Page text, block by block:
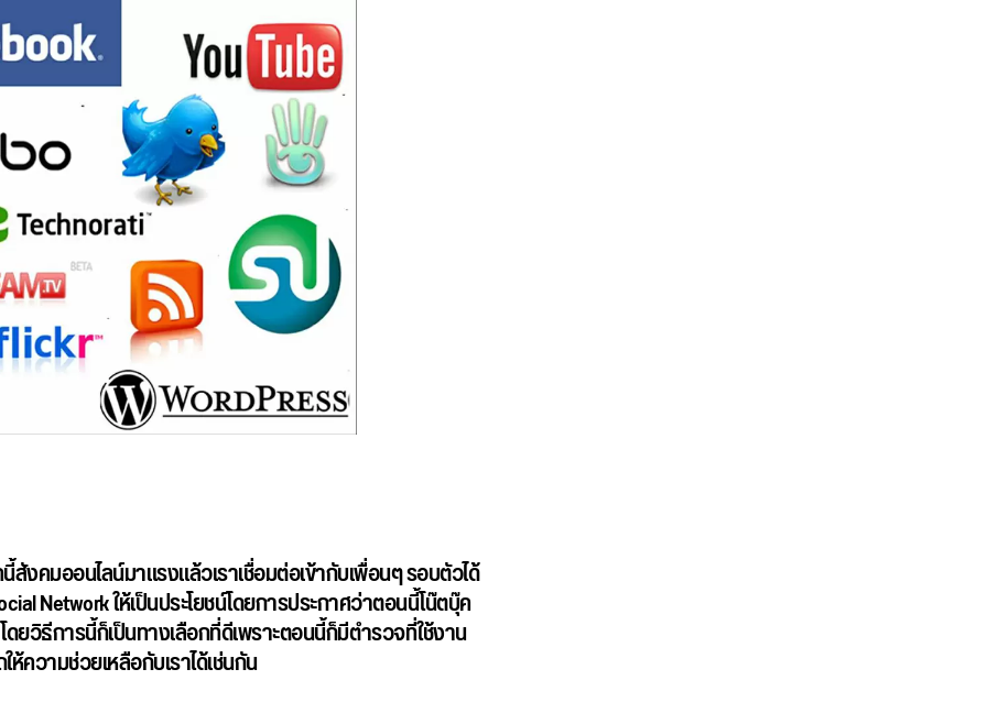
งคมออนไลน์มาแรงแล้วเราเชื่อมต่อเข้ากับเพื่อนๆ รอบตัวได้
Network ให้เป็นประโยชน์โดยการประกาศว่าตอนนี้โน๊ตบุ๊ค
ยวิธีการนี้ก็เป็นทางเลือกที่ดีเพราะตอนนี้ก็มีตำรวจที่ใช้งาน
ความช่วยเหลือกับเราได้เช่นกัน